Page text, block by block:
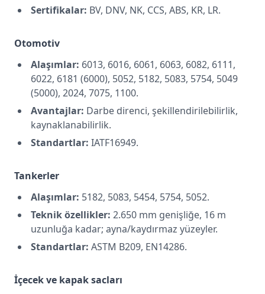
Sertifikalar: BV, DNV, NK, CCS, ABS, KR, LR.
Otomotiv
Alaşımlar: 6013, 6016, 6061, 6063, 6082, 6111,
6022, 6181 (6000), 5052, 5182, 5083, 5754, 5049
(5000), 2024, 7075, 1100.
Avantajlar: Darbe direnci, şekillendirilebilirlik,
kaynaklanabilirlik.
Standartlar: IATF16949.
Tankerler
Alaşımlar: 5182, 5083, 5454, 5754, 5052.
Teknik özellikler: 2.650 mm genişliğe, 16 m
uzunluğa kadar; ayna/kaydırmaz yüzeyler.
Standartlar: ASTM B209, EN14286.
İçecek ve kapak sacları